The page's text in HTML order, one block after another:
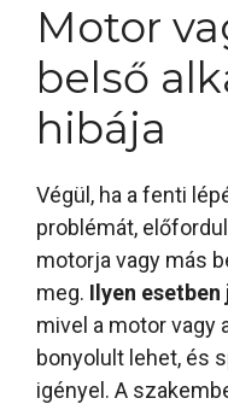
Motor
belső
hibája
Végül, ha a fenti
problémát,
motorja vagy más
meg. Ilyen
mivel a motor vagy
bonyolult lehet, és
igényel. A